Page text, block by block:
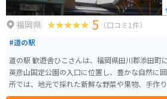
福岡県 5 （口コミ1件）
#道の駅
道の駅 歓遊舎ひこさんは、福岡県田川郡添田町
英彦山国定公園の入口に位置し、豊かな自然に囲まれてい
所では、地元で採れた新鮮な野菜や果物、手作
います。レストランでは、地元産の食材を使っ